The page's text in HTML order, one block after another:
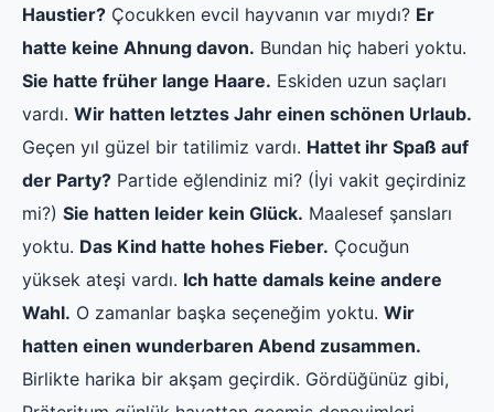
Haustier? Çocukken evcil hayvanın var mıydı? Er
hatte keine Ahnung davon. Bundan hiç haberi yoktu.
Sie hatte früher lange Haare. Eskiden uzun saçları
vardı. Wir hatten letztes Jahr einen schönen Urlaub.
Geçen yıl güzel bir tatilimiz vardı. Hattet ihr Spaß auf
der Party? Partide eğlendiniz mi? (İyi vakit geçirdiniz
mi?) Sie hatten leider kein Glück. Maalesef şansları
yoktu. Das Kind hatte hohes Fieber. Çocuğun
yüksek ateşi vardı. Ich hatte damals keine andere
Wahl. O zamanlar başka seçeneğim yoktu. Wir
hatten einen wunderbaren Abend zusammen.
Birlikte harika bir akşam geçirdik. Gördüğünüz gibi,